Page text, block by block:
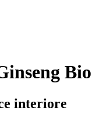
Bio
interiore